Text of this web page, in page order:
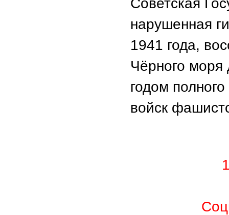
Советская
нарушенная
1941 года,
Чёрного моря
годом
войск